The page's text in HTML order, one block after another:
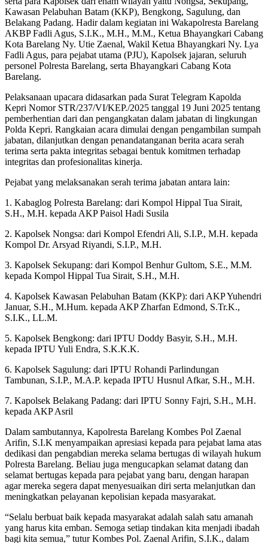
Kawasan Pelabuhan Batam (KKP), Bengkong, Sagulung, dan
Belakang Padang. Hadir dalam kegiatan ini Wakapolresta Barelang
AKBP Fadli Agus, S.I.K., M.H., M.M., Ketua Bhayangkari Cabang
Kota Barelang Ny. Utie Zaenal, Wakil Ketua Bhayangkari Ny. Lya
Fadli Agus, para pejabat utama (PJU), Kapolsek jajaran, seluruh
personel Polresta Barelang, serta Bhayangkari Cabang Kota
Barelang.
Pelaksanaan upacara didasarkan pada Surat Telegram Kapolda
Kepri Nomor STR/237/VI/KEP./2025 tanggal 19 Juni 2025 tentang
pemberhentian dari dan pengangkatan dalam jabatan di lingkungan
Polda Kepri. Rangkaian acara dimulai dengan pengambilan sumpah
jabatan, dilanjutkan dengan penandatanganan berita acara serah
terima serta pakta integritas sebagai bentuk komitmen terhadap
integritas dan profesionalitas kinerja.
Pejabat yang melaksanakan serah terima jabatan antara lain:
1. Kabaglog Polresta Barelang: dari Kompol Hippal Tua Sirait,
S.H., M.H. kepada AKP Paisol Hadi Susila
2. Kapolsek Nongsa: dari Kompol Efendri Ali, S.I.P., M.H. kepada
Kompol Dr. Arsyad Riyandi, S.I.P., M.H.
3. Kapolsek Sekupang: dari Kompol Benhur Gultom, S.E., M.M.
kepada Kompol Hippal Tua Sirait, S.H., M.H.
4. Kapolsek Kawasan Pelabuhan Batam (KKP): dari AKP Yuhendri
Januar, S.H., M.Hum. kepada AKP Zharfan Edmond, S.Tr.K.,
S.I.K., LL.M.
5. Kapolsek Bengkong: dari IPTU Doddy Basyir, S.H., M.H.
kepada IPTU Yuli Endra, S.K.K.K.
6. Kapolsek Sagulung: dari IPTU Rohandi Parlindungan
Tambunan, S.I.P., M.A.P. kepada IPTU Husnul Afkar, S.H., M.H.
7. Kapolsek Belakang Padang: dari IPTU Sonny Fajri, S.H., M.H.
kepada AKP Asril
Dalam sambutannya, Kapolresta Barelang Kombes Pol Zaenal
Arifin, S.I.K menyampaikan apresiasi kepada para pejabat lama atas
dedikasi dan pengabdian mereka selama bertugas di wilayah hukum
Polresta Barelang. Beliau juga mengucapkan selamat datang dan
selamat bertugas kepada para pejabat yang baru, dengan harapan
agar mereka segera dapat menyesuaikan diri serta melanjutkan dan
meningkatkan pelayanan kepolisian kepada masyarakat.
“Selalu berbuat baik kepada masyarakat adalah salah satu amanah
yang harus kita emban. Semoga setiap tindakan kita menjadi ibadah
bagi kita semua,” tutur Kombes Pol. Zaenal Arifin, S.I.K., dalam